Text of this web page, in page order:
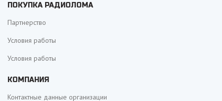
ПОКУПКА РАДИОЛОМА
Партнерство
Условия работы
Условия работы
КОМПАНИЯ
Контактные данные организации